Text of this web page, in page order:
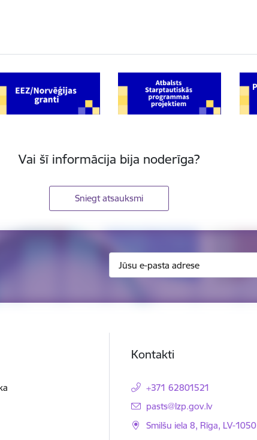
Vai šī informācija bija noderīga?
Sniegt atsauksmi
Kontakti
+371 62801521
E-pasts:
pasts@lzp.gov.lv
Smilšu iela 8, Rīga, LV-1050